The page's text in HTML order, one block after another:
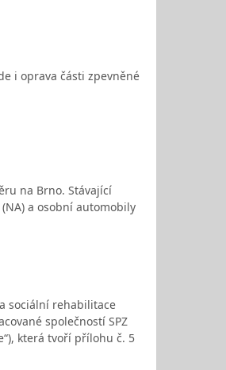
i oprava části zpevněné
na Brno. Stávající
a osobní automobily
sociální rehabilitace
společností SPZ
která tvoří přílohu č. 5